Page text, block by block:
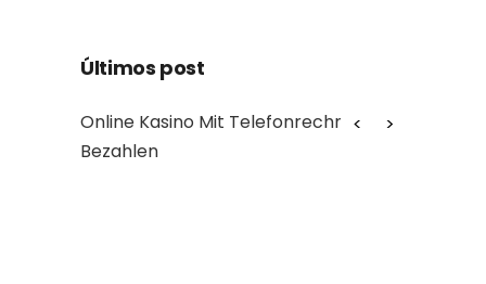
Últimos post
Online Slots + Spielautomaten
Verbunden Aufführen